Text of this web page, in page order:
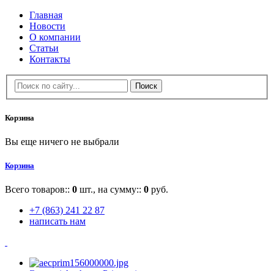
Главная
Новости
О компании
Статьи
Контакты
Корзина
Вы еще ничего не выбрали
Корзина
Всего товаров:: 0 шт., на сумму:: 0 руб.
+7 (863) 241 22 87
написать нам